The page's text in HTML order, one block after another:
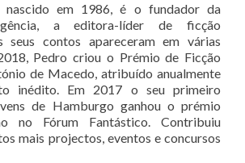
nascido em 1986, é o fundador da
a editora-líder de ficção
seus contos apareceram em várias
Pedro criou o Prémio de Ficção
de Macedo, atribuído anualmente
inédito. Em 2017 o seu primeiro
de Hamburgo ganhou o prémio
no Fórum Fantástico. Contribuiu
mais projectos, eventos e concursos